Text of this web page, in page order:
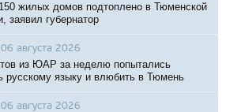
жилых домов подтоплено в Тюменской
заявил губернатор
06 августа 2026
из ЮАР за неделю попытались
русскому языку и влюбить в Тюмень
06 августа 2026